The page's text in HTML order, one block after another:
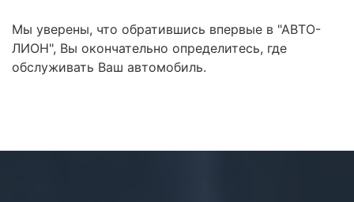
Мы уверены, что обратившись впервые в "АВТО-
ЛИОН", Вы окончательно определитесь, где
обслуживать Ваш автомобиль.